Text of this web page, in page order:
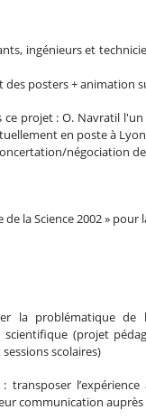
ingénieurs et
posters + animation
ce projet : O. Navratil
en poste à
négociation
la Science 2002 » pour
la problématique
(projet
scolaires)
transposer
communication